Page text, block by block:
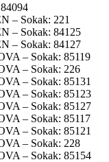
– Sokak: 221
– Sokak: 84125
– Sokak: 84127
– Sokak: 85119
– Sokak: 226
– Sokak: 85131
– Sokak: 85123
– Sokak: 85127
– Sokak: 85117
– Sokak: 85121
– Sokak: 228
– Sokak: 85154